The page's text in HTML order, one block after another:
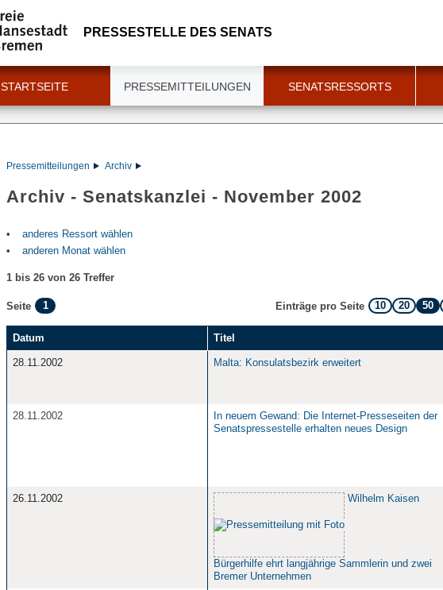
PRESSESTELLE DES SENATS
STARTSEITE PRESSEMITTEILUNGEN SENATSRESSORTS
Pressemitteilungen Archiv
Archiv - Senatskanzlei - November 2002
anderes Ressort wählen
anderen Monat wählen
1 bis 26 von 26 Treffer
Seite 1 Einträge pro Seite 10 20 50
Datum Titel
28.11.2002 Malta: Konsulatsbezirk erweitert
28.11.2002
In neuem Gewand: Die Internet-Presseseiten der
Senatspressestelle erhalten neues Design
26.11.2002 Wilhelm Kaisen
Bürgerhilfe ehrt langjährige Sammlerin und zwei
Bremer Unternehmen